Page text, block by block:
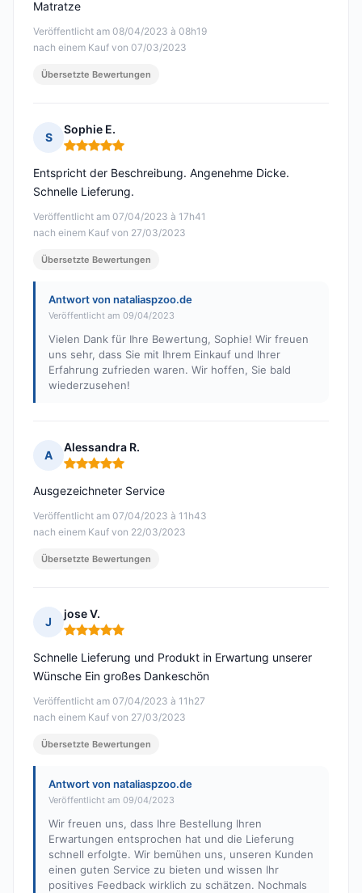
Veröffentlicht am 08/04/2023 à 08h19
nach einem Kauf von 07/03/2023
Matratze
Übersetzte Bewertungen
S
Sophie E.
Hinweis: 5 von 5
Veröffentlicht am 07/04/2023 à 17h41
nach einem Kauf von 27/03/2023
Entspricht der Beschreibung. Angenehme Dicke.
Schnelle Lieferung.
Übersetzte Bewertungen
Antwort von nataliaspzoo.de
Veröffentlicht am 09/04/2023
Vielen Dank für Ihre Bewertung, Sophie! Wir freuen
uns sehr, dass Sie mit Ihrem Einkauf und Ihrer
Erfahrung zufrieden waren. Wir hoffen, Sie bald
wiederzusehen!
A
Alessandra R.
Hinweis: 5 von 5
Veröffentlicht am 07/04/2023 à 11h43
nach einem Kauf von 22/03/2023
Ausgezeichneter Service
Übersetzte Bewertungen
J
jose V.
Hinweis: 5 von 5
Veröffentlicht am 07/04/2023 à 11h27
nach einem Kauf von 27/03/2023
Schnelle Lieferung und Produkt in Erwartung unserer
Wünsche Ein großes Dankeschön
Übersetzte Bewertungen
Antwort von nataliaspzoo.de
Veröffentlicht am 09/04/2023
Wir freuen uns, dass Ihre Bestellung Ihren
Erwartungen entsprochen hat und die Lieferung
schnell erfolgte. Wir bemühen uns, unseren Kunden
einen guten Service zu bieten und wissen Ihr
positives Feedback wirklich zu schätzen. Nochmals